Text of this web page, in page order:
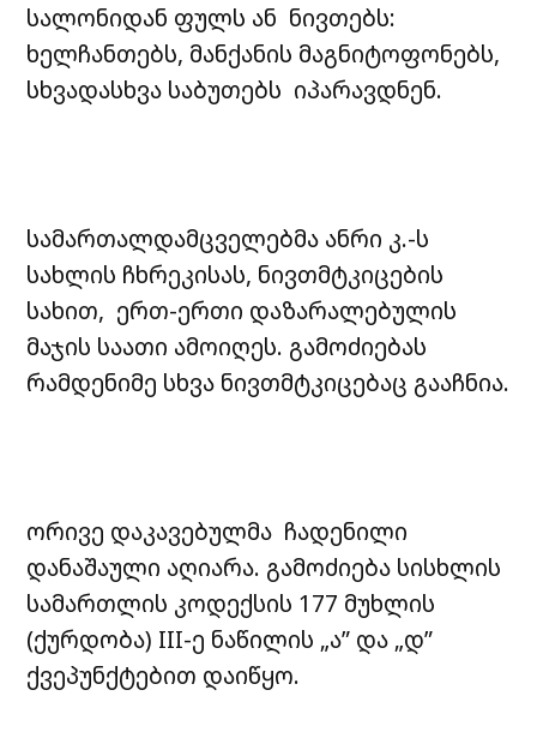
სალონიდან ფულს ან ნივთებს:
ხელჩანთებს, მანქანის მაგნიტოფონებს,
სხვადასხვა საბუთებს იპარავდნენ.
სამართალდამცველებმა ანრი კ.-ს
სახლის ჩხრეკისას, ნივთმტკიცების
სახით, ერთ-ერთი დაზარალებულის
მაჯის საათი ამოიღეს. გამოძიებას
რამდენიმე სხვა ნივთმტკიცებაც გააჩნია.
ორივე დაკავებულმა ჩადენილი
დანაშაული აღიარა. გამოძიება სისხლის
სამართლის კოდექსის 177 მუხლის
(ქურდობა) III-ე ნაწილის „ა” და „დ”
ქვეპუნქტებით დაიწყო.